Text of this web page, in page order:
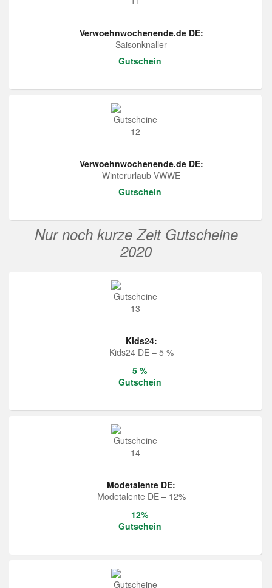
Verwoehnwochenende.de DE:
Saisonknaller
Gutschein
Verwoehnwochenende.de DE:
Winterurlaub VWWE
Gutschein
Nur noch kurze Zeit Gutscheine
2020
Kids24:
Kids24 DE – 5 %
5 %
Gutschein
Modetalente DE:
Modetalente DE – 12%
12%
Gutschein